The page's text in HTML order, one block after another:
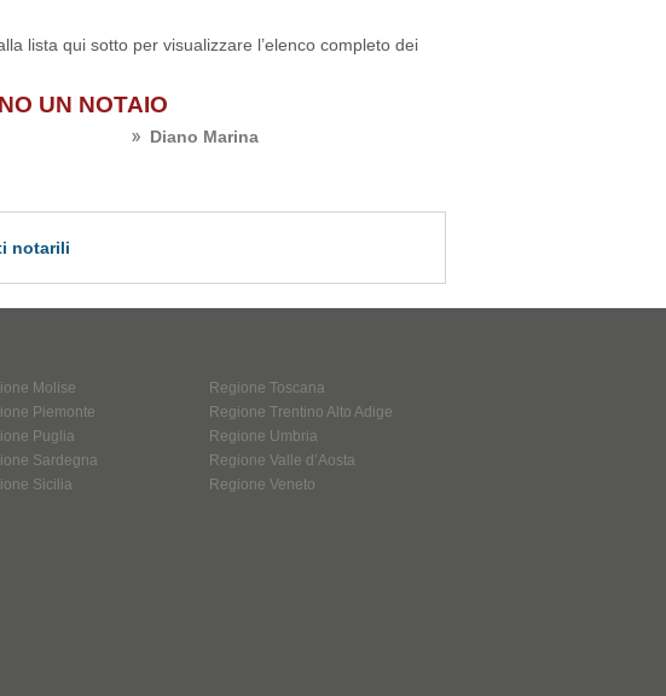
lista qui sotto per visualizzare l’elenco completo dei
UN NOTAIO
Diano Marina
notarili
Molise
Piemonte
Puglia
Sardegna
Sicilia
Regione Toscana
Regione Trentino Alto Adige
Regione Umbria
Regione Valle d’Aosta
Regione Veneto